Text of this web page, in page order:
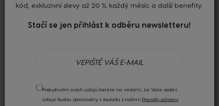
kód, exkluzivní slevy až 20 % každý měsíc a další benefity.
Stačí se jen přihlást k odběru newsletteru!
Poskytnutím svých údajů berete na vědomí, že Vaše osobní
údaje budou zpracovány v souladu s našimi Pravidly ochrany
Recenzi mohou psát pouze registrovaní uživatelé.